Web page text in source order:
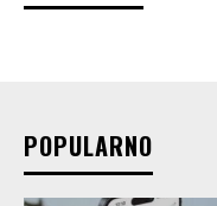
POPULARNO